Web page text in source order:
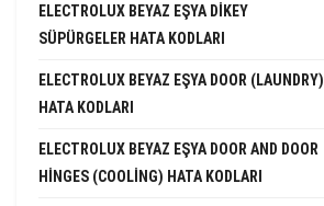
ELECTROLUX BEYAZ EŞYA DIKEY
SÜPÜRGELER HATA KODLARI
ELECTROLUX BEYAZ EŞYA DOOR (LAUNDRY)
HATA KODLARI
ELECTROLUX BEYAZ EŞYA DOOR AND DOOR
HINGES (COOLING) HATA KODLARI